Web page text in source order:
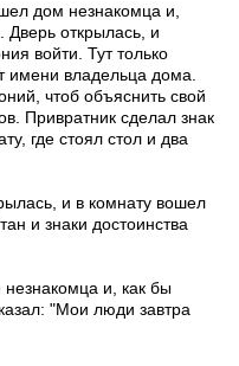
дом незнакомца и,
открылась, и
войти. Тут только
имени владельца дома.
чтоб объяснить свой
Привратник сделал знак
где стоял стол и два
и в комнату вошел
и знаки достоинства
и, как бы
"Мои люди завтра